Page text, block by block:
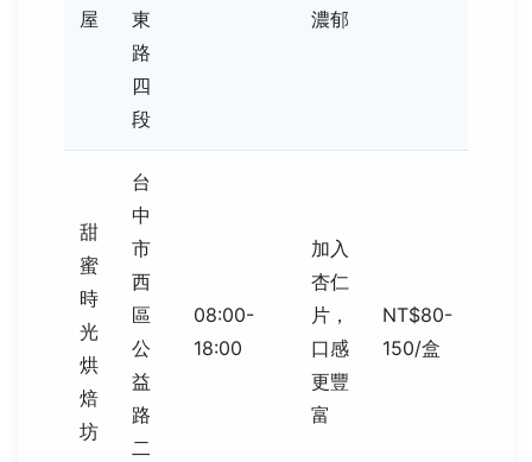
屋
東
路
四
段
濃郁
甜
蜜
時
光
烘
焙
坊
台
中
市
西
區
公
益
路
二
08:00-
18:00
加入
杏仁
片，
口感
更豐
富
NT$80-
150/盒